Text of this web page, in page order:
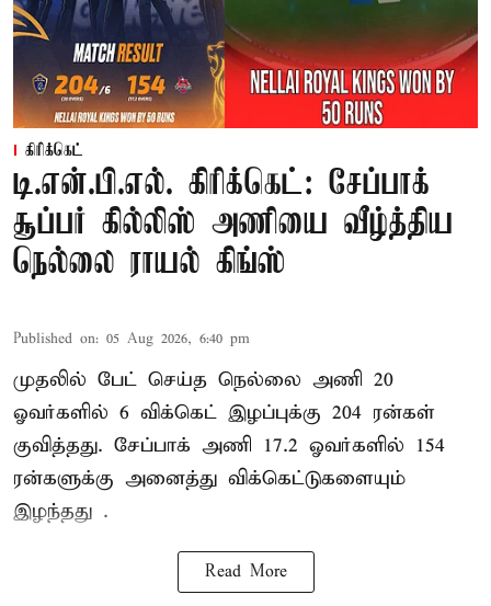
கிரிக்கெட்
டி.என்.பி.எல். கிரிக்கெட்: சேப்பாக்
சூப்பர் கில்லிஸ் அணியை வீழ்த்திய
நெல்லை ராயல் கிங்ஸ்
Published on: 05 Aug 2026, 6:40 pm
முதலில் பேட் செய்த நெல்லை அணி 20
ஓவர்களில் 6 விக்கெட் இழப்புக்கு 204 ரன்கள்
குவித்தது. சேப்பாக் அணி 17.2 ஓவர்களில் 154
ரன்களுக்கு அனைத்து விக்கெட்டுகளையும்
இழந்தது .
Read More